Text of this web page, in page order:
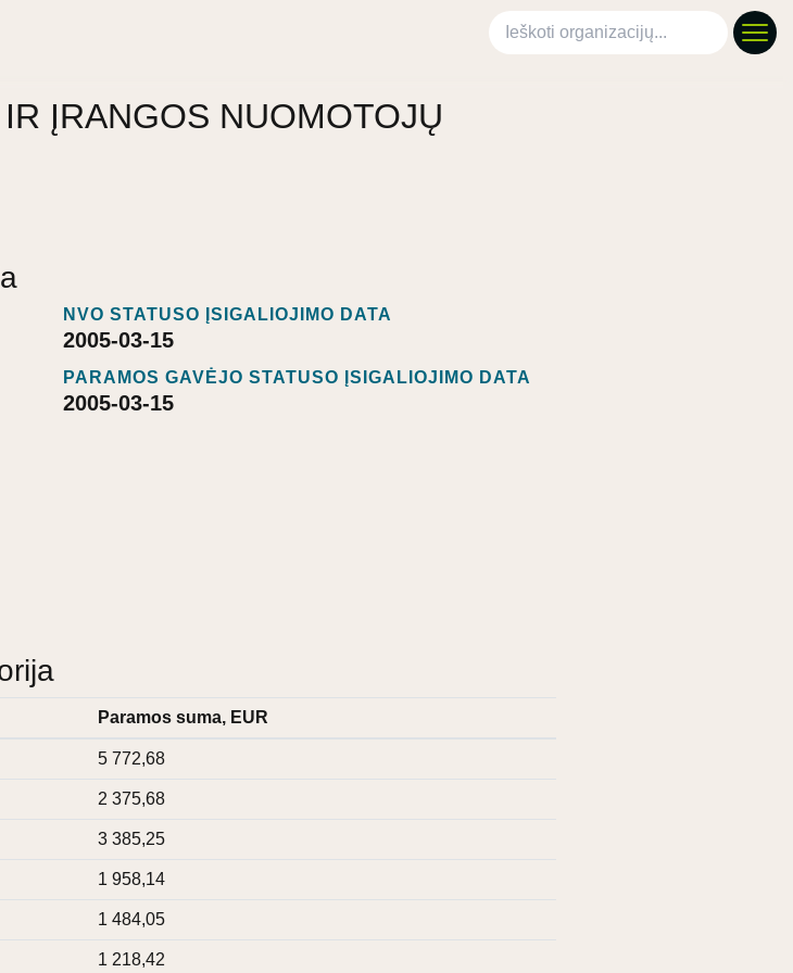
Ieškoti organizacijų
ĮRANGOS NUOMOTOJŲ
NVO STATUSO ĮSIGALIOJIMO DATA
2005-03-15
PARAMOS GAVĖJO STATUSO ĮSIGALIOJIMO DATA
2005-03-15
Paramos suma, EUR
5 772,68
2 375,68
3 385,25
1 958,14
1 484,05
1 218,42